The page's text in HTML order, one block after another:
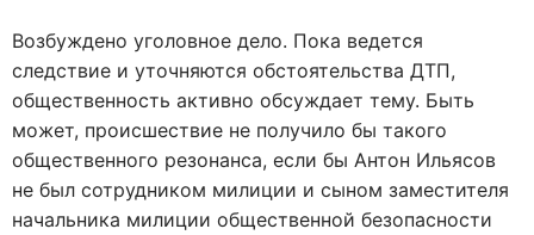
Возбуждено уголовное дело. Пока ведется
следствие и уточняются обстоятельства ДТП,
общественность активно обсуждает тему. Быть
может, происшествие не получило бы такого
общественного резонанса, если бы Антон Ильясов
не был сотрудником милиции и сыном заместителя
начальника милиции общественной безопасности